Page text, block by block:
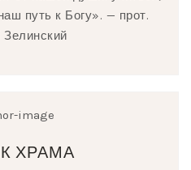
путь к Богу». — прот.
Зелинский
ХРАМА